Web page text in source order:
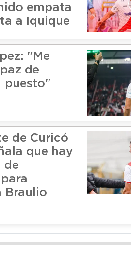
empata
a Iquique
"Me
de
puesto"
de Curicó
que hay
de
Braulio